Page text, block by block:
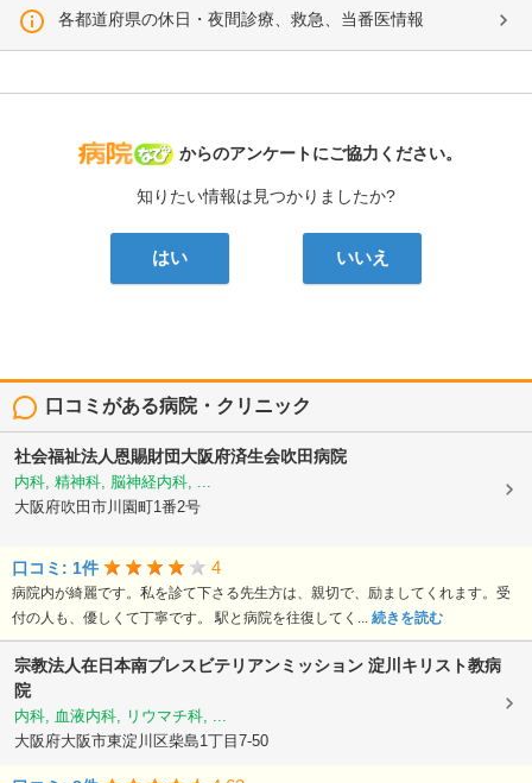
各都道府県の休日・夜間診療、救急、当番医情報
病院なび
からのアンケートにご協力ください。
知りたい情報は見つかりましたか?
はい いいえ
口コミがある病院・クリニック
社会福祉法人恩賜財団大阪府済生会吹田病院
内科, 精神科, 脳神経内科, ...
大阪府吹田市川園町1番2号
口コミ: 1件 4
病院内が綺麗です。私を診て下さる先生方は、親切で、励ましてくれます。受
付の人も、優しくて丁寧です。 駅と病院を往復してく... 続きを読む
宗教法人在日本南プレスビテリアンミッション 淀川キリスト教病
院
内科, 血液内科, リウマチ科, ...
大阪府大阪市東淀川区柴島1丁目7-50